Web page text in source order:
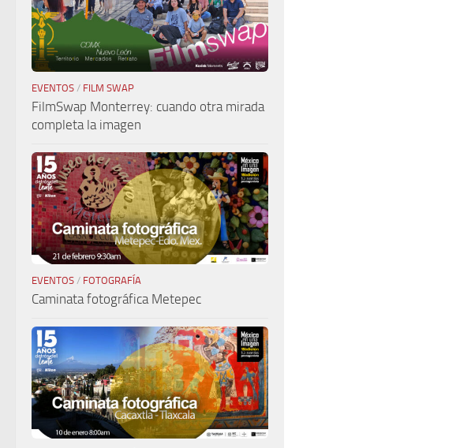
EVENTOS / FILM SWAP
FilmSwap Monterrey: cuando otra mirada
completa la imagen
EVENTOS / FOTOGRAFÍA
Caminata fotográfica Metepec